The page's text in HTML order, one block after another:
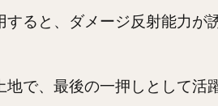
すると、ダメージ反射能力
で、最後の一押しとして活